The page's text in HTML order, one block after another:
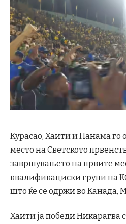
Курасао, Хаити и Панама го
место на Светското
завршувањето на првите
квалификациски групи на
што ќе се одржи во Канада,
Хаити ја победи Никарагва